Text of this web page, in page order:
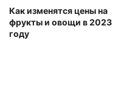
Как изменятся цены на
фрукты и овощи в 2023
году